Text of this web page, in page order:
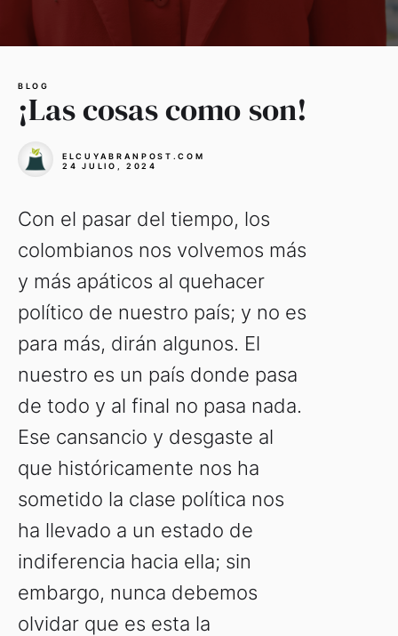
BLOG
¡Las cosas como son!
ELCUYABRANPOST.COM
24 JULIO, 2024
Con el pasar del tiempo, los
colombianos nos volvemos más
y más apáticos al quehacer
político de nuestro país; y no es
para más, dirán algunos. El
nuestro es un país donde pasa
de todo y al final no pasa nada.
Ese cansancio y desgaste al
que históricamente nos ha
sometido la clase política nos
ha llevado a un estado de
indiferencia hacia ella; sin
embargo, nunca debemos
olvidar que es esta la